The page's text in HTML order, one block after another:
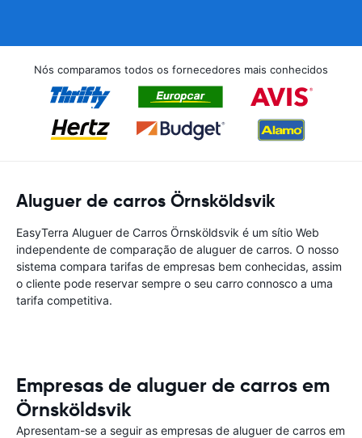
Nós comparamos todos os fornecedores mais conhecidos
Aluguer de carros Örnsköldsvik
EasyTerra Aluguer de Carros Örnsköldsvik é um sítio Web
independente de comparação de aluguer de carros. O nosso
sistema compara tarifas de empresas bem conhecidas, assim
o cliente pode reservar sempre o seu carro connosco a uma
tarifa competitiva.
Empresas de aluguer de carros em
Örnsköldsvik
Apresentam-se a seguir as empresas de aluguer de carros em